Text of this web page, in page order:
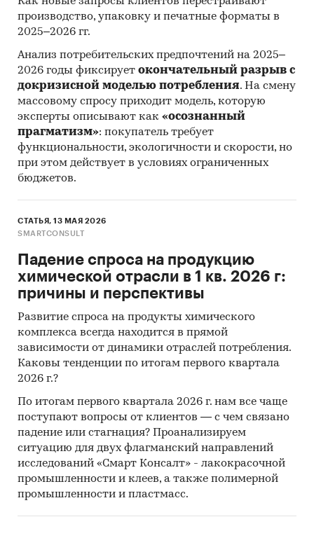
основных методов анализа данных выступают
так называемые (1) Традиционный
документов и (2) Квантитативный
(количественный) анализ с применением
пакетов программ, к которым имеет доступ
наше агентство.
Контент-анализ выполняется в рамках
проведения Desk Research (кабинетное
исследование). В общем виде целью
кабинетного исследования является
проанализировать ситуацию на рынке
красочных материалов для печати
полиграфической продукции и получить
(рассчитать) показатели, характеризующие его
состояние в настоящее время и в будущем.
Источники получения информации
Базы данных Федеральной Таможенной
службы РФ, ФСГС РФ (Росстат).
Материалы DataMonitor, EuroMonitor,
Eurostat.
Печатные и электронные деловые и
специализированные издания,
аналитические обзоры.
Ресурсы сети Интернет в России и мире.
Экспертные опросы.
производство, упаковку и печатные форматы в
2025–2026 гг.
Анализ потребительских предпочтений на 2025–
2026 годы фиксирует окончательный разрыв с
докризисной моделью потребления. На смену
массовому спросу приходит модель, которую
эксперты описывают как «осознанный
прагматизм»: покупатель требует
функциональности, экологичности и скорости, но
при этом действует в условиях ограниченных
бюджетов.
СТАТЬЯ, 13 МАЯ 2026
SMARTCONSULT
Падение спроса на продукцию
химической отрасли в 1 кв. 2026 г:
причины и перспективы
Развитие спроса на продукты химического
комплекса всегда находится в прямой
зависимости от динамики отраслей потребления.
Каковы тенденции по итогам первого квартала
2026 г.?
По итогам первого квартала 2026 г. нам все чаще
поступают вопросы от клиентов — с чем связано
падение или стагнация? Проанализируем
ситуацию для двух флагманский направлений
исследований «Смарт Консалт» - лакокрасочной
промышленности и клеев, а также полимерной
промышленности и пластмасс.